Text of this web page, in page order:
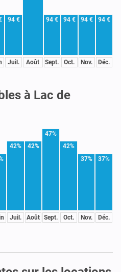
94 €
Juil. Août
94 €
Sept.
94 €
Oct.
94 €
Nov.
94 €
Déc.
à Lac de
42%
Juil.
42%
Août
47%
Sept.
42%
Oct.
37%
Nov.
37%
Déc.